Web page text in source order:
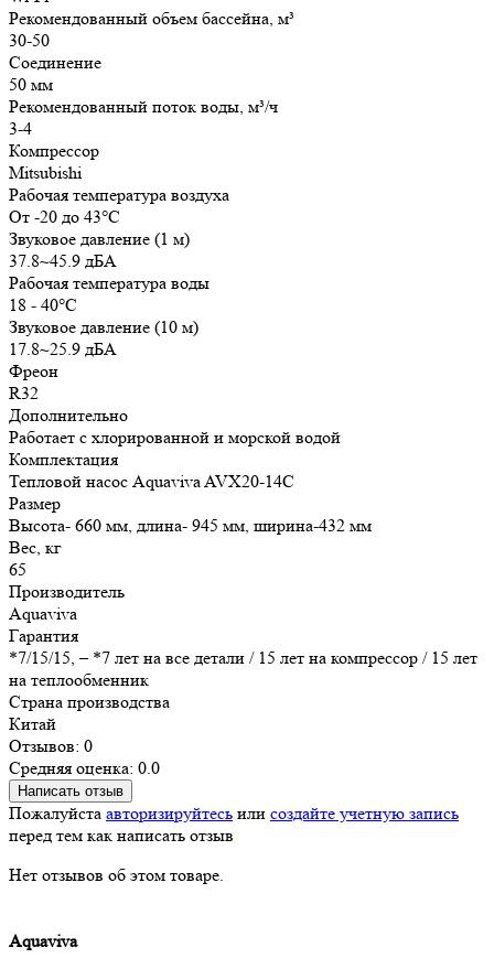
Рекомендованный объем бассейна, м³
30-50
Соединение
50 мм
Рекомендованный поток воды, м³/ч
3-4
Компрессор
Mitsubishi
Рабочая температура воздуха
От -20 до 43°C
Звуковое давление (1 м)
37.8~45.9 дБА
Рабочая температура воды
18 - 40°C
Звуковое давление (10 м)
17.8~25.9 дБА
Фреон
R32
Дополнительно
Работает с хлорированной и морской водой
Комплектация
Тепловой насос Aquaviva AVX20-14C
Размер
Высота- 660 мм, длина- 945 мм, ширина-432 мм
Вес, кг
65
Производитель
Aquaviva
Гарантия
*7/15/15, – *7 лет на все детали / 15 лет на компрессор / 15 лет
на теплообменник
Страна производства
Китай
Отзывов: 0
Средняя оценка: 0.0
Написать отзыв
Пожалуйста авторизируйтесь или создайте учетную запись
перед тем как написать отзыв
Нет отзывов об этом товаре.
Aquaviva